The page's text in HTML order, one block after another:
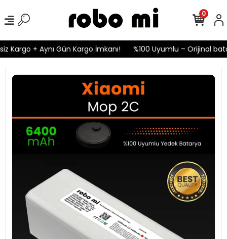
+ Aynı Gün Kargo İmkanı! %100 Uyumlu – Orijinal
0